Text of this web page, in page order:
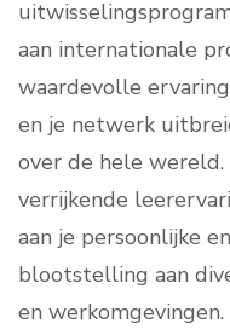
aan internationale
waardevolle
en je netwerk
over de hele
verrijkende
aan je persoonlijke
blootstelling aan
en